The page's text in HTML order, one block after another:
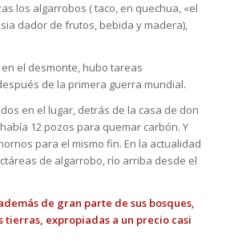
los algarrobos ( taco, en quechua, «el
dador de frutos, bebida y madera),
el desmonte, hubo tareas
de la primera guerra mundial.
en el lugar, detrás de la casa de don
12 pozos para quemar carbón. Y
para el mismo fin. En la actualidad
de algarrobo, río arriba desde el
de gran parte de sus bosques,
tierras, expropiadas a un precio casi